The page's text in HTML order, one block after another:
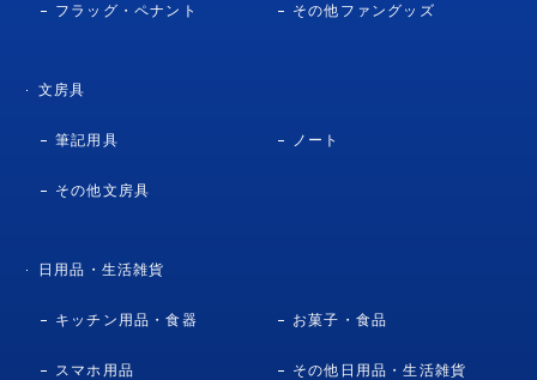
フラッグ・ペナント その他ファングッズ
文房具
筆記用具 ノート
その他文房具
日用品・生活雑貨
キッチン用品・食器 お菓子・食品
スマホ用品 その他日用品・生活雑貨